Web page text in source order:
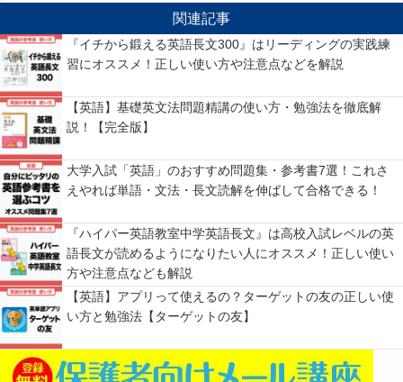
関連記事
『イチから鍛える英語長文300』はリーディングの実践練
習にオススメ！正しい使い方や注意点などを解説
【英語】基礎英文法問題精講の使い方・勉強法を徹底解
説！【完全版】
大学入試「英語」のおすすめ問題集・参考書7選！これさ
えやれば単語・文法・長文読解を伸ばして合格できる！
『ハイパー英語教室中学英語長文』は高校入試レベルの英
語長文が読めるようになりたい人にオススメ！正しい使い
方や注意点なども解説
【英語】アプリって使えるの？ターゲットの友の正しい使
い方と勉強法【ターゲットの友】